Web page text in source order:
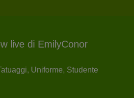
live di EmilyConor
Uniforme, Studente